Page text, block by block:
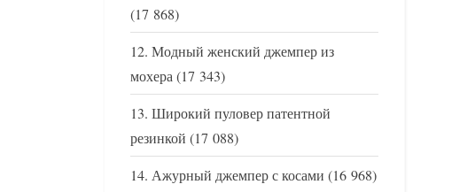
(17 868)
Модный женский джемпер из
мохера(17 343)
Широкий пуловер патентной
резинкой (17 088)
Ажурный джемпер с косами (16 968)